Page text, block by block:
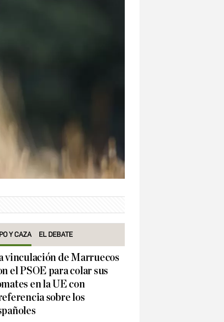
Y CAZA EL DEBATE
vinculación de Marruecos
el PSOE para colar sus
en la UE con
sobre los